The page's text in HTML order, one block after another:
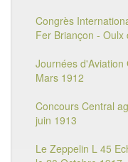
Congrès
Fer Briançon -
Journées d'Aviation
Mars 1912
Concours Central
juin 1913
Le Zeppelin L 45